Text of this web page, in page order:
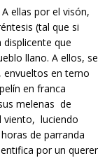
ellas por el visón,
(tal que si
que
llano. A ellos, se
envueltos en terno
en franca
melenas de
viento, luciendo
de parranda
por un querer